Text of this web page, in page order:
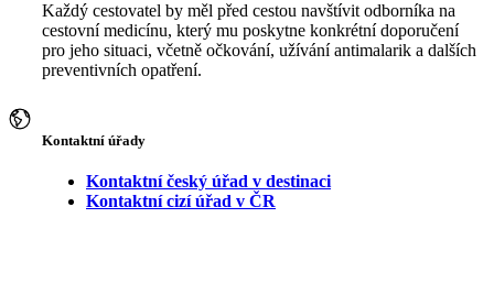
Každý cestovatel by měl před cestou navštívit odborníka na
cestovní medicínu, který mu poskytne konkrétní doporučení
pro jeho situaci, včetně očkování, užívání antimalarik a dalších
preventivních opatření.
Kontaktní úřady
Kontaktní český úřad v destinaci
Kontaktní cizí úřad v ČR